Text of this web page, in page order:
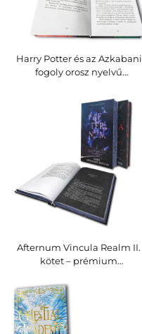
Harry Potter és az Azkabani
fogoly orosz nyelvű
Afternum Vincula Realm II.
kötet – prémium
témához illő belső
tervezéssel